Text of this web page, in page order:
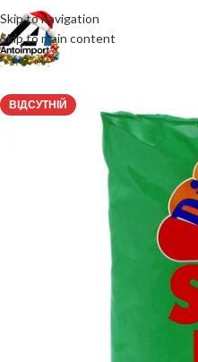
Skip to navigation
Skip to main content
ВІДСУТНІЙ